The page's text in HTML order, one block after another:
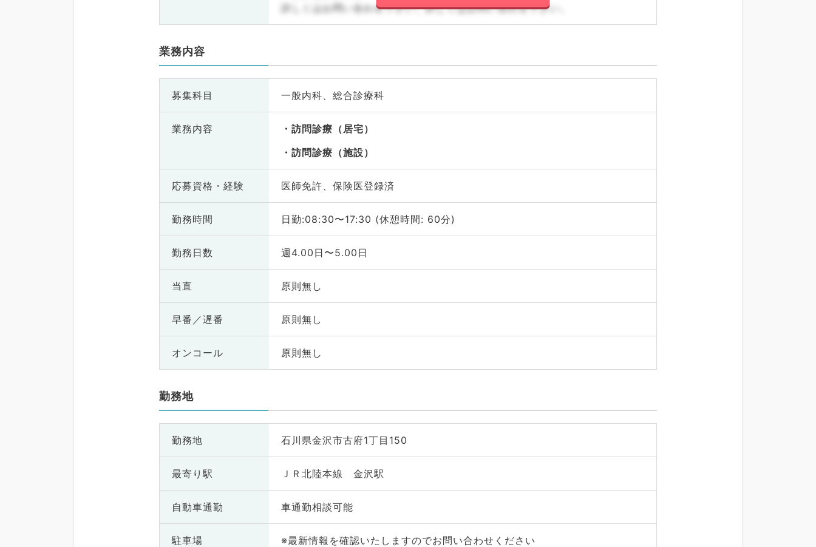
詳しくはお問い合わせ下さい。詳しくはお問い合わせ下さい。
業務内容
募集科目 一般内科、総合診療科
業務内容
訪問診療（居宅）
訪問診療（施設）
応募資格・ 経験 医師免許、保険医登録済
勤務時間 日勤:08:30〜17:30 (休憩時間: 60分)
勤務日数 週4.00日〜5.00日
当直 原則無し
早番／遅番 原則無し
オンコール 原則無し
勤務地
勤務地 石川県金沢市古府1丁目150
最寄り駅 ＪＲ北陸本線 金沢駅
自動車通勤 車通勤相談可能
駐車場 ※最新情報を確認いたしますのでお問い合わせください